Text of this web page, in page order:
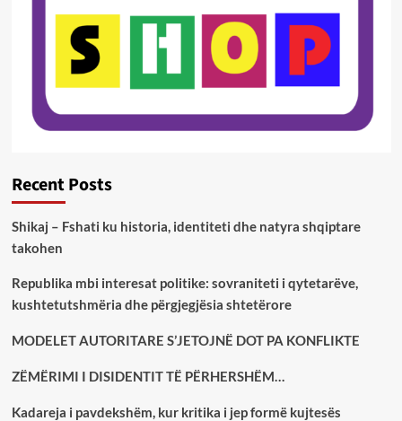
Recent Posts
Shikaj – Fshati ku historia, identiteti dhe natyra shqiptare
takohen
Republika mbi interesat politike: sovraniteti i qytetarëve,
kushtetutshmëria dhe përgjegjësia shtetërore
MODELET AUTORITARE S’JETOJNË DOT PA KONFLIKTE
ZËMËRIMI I DISIDENTIT TË PËRHERSHËM…
Kadareja i pavdekshëm, kur kritika i jep formë kujtesës